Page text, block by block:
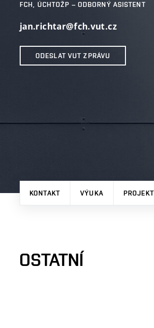
FCH, ÚCHTOŽP – ODBORNÝ ASISTENT
jan.richtar@fch.vut.cz
ODESLAT VUT ZPRÁVU
KONTAKT VÝUKA
OSTATNÍ